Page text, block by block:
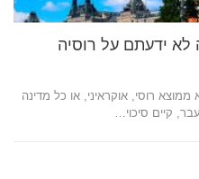
רוסי, אוקראיני, או כל מדינה
קיים סיכוי…